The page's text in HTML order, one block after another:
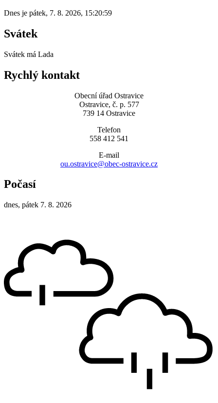
Dnes je pátek, 7. 8. 2026, 15:20:59
Svátek
Svátek má Lada
Rychlý kontakt
Obecní úřad Ostravice
Ostravice, č. p. 577
739 14 Ostravice
Telefon
558 412 541
E-mail
ou.ostravice@obec-ostravice.cz
Počasí
dnes, pátek 7. 8. 2026